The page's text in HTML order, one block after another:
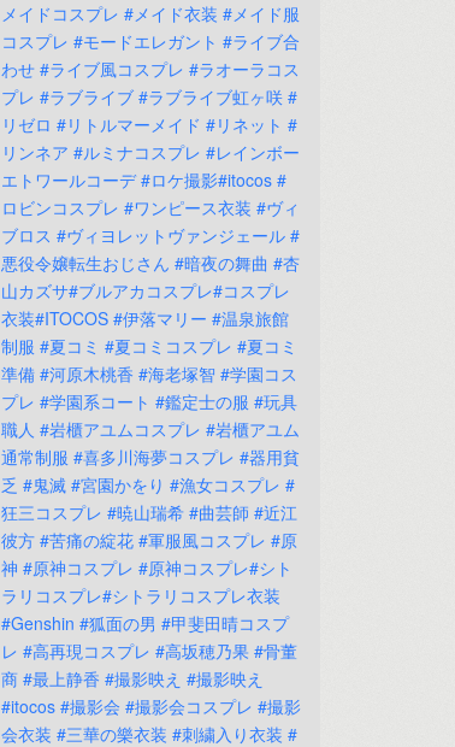
メイドコスプレ #メイド衣装 #メイド服
コスプレ #モードエレガント #ライブ合
わせ #ライブ風コスプレ #ラオーラコス
プレ #ラブライブ #ラブライブ虹ヶ咲 #
リゼロ #リトルマーメイド #リネット #
リンネア #ルミナコスプレ #レインボー
エトワールコーデ #ロケ撮影#itocos #
ロビンコスプレ #ワンピース衣装 #ヴィ
ブロス #ヴィヨレットヴァンジェール #
悪役令嬢転生おじさん #暗夜の舞曲 #杏
山カズサ#ブルアカコスプレ#コスプレ
衣装#ITOCOS #伊落マリー #温泉旅館
制服 #夏コミ #夏コミコスプレ #夏コミ
準備 #河原木桃香 #海老塚智 #学園コス
プレ #学園系コート #鑑定士の服 #玩具
職人 #岩櫃アユムコスプレ #岩櫃アユム
通常制服 #喜多川海夢コスプレ #器用貧
乏 #鬼滅 #宮園かをり #漁女コスプレ #
狂三コスプレ #暁山瑞希 #曲芸師 #近江
彼方 #苦痛の綻花 #軍服風コスプレ #原
神 #原神コスプレ #原神コスプレ#シト
ラリコスプレ#シトラリコスプレ衣装
#Genshin #狐面の男 #甲斐田晴コスプ
レ #高再現コスプレ #高坂穂乃果 #骨董
商 #最上静香 #撮影映え #撮影映え
#itocos #撮影会 #撮影会コスプレ #撮影
会衣装 #三華の樂衣装 #刺繍入り衣装 #